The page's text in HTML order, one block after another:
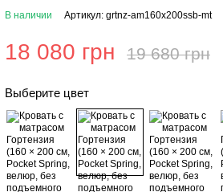
В наличии Артикул: grtnz-am160x200ssb-mt
18 080 грн 19 680 грн
Выберите цвет